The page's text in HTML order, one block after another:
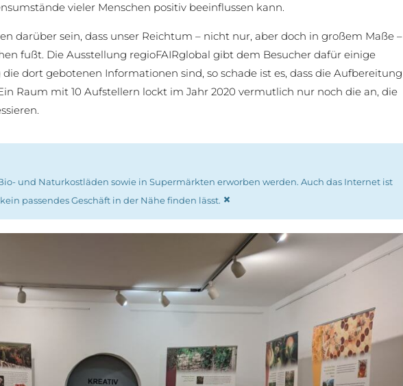
vieler Menschen positiv beeinflussen kann.
darüber sein, dass unser Reichtum – nicht nur, aber doch in großem Maße –
fußt. Die Ausstellung regioFAIRglobal gibt dem Besucher dafür einige
dort gebotenen Informationen sind, so schade ist es, dass die Aufbereitung
Raum mit 10 Aufstellern lockt im Jahr 2020 vermutlich nur noch die an, die
und Naturkostläden sowie in Supermärkten erworben werden. Auch das Internet ist
passendes Geschäft in der Nähe finden lässt. ×